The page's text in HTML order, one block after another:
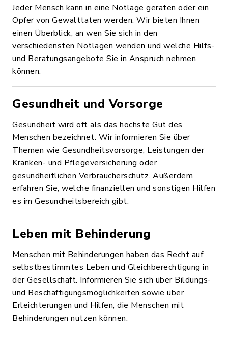
Jeder Mensch kann in eine Notlage geraten oder ein
Opfer von Gewalttaten werden. Wir bieten Ihnen
einen Überblick, an wen Sie sich in den
verschiedensten Notlagen wenden und welche Hilfs-
und Beratungsangebote Sie in Anspruch nehmen
können.
Gesundheit und Vorsorge
Gesundheit wird oft als das höchste Gut des
Menschen bezeichnet. Wir informieren Sie über
Themen wie Gesundheitsvorsorge, Leistungen der
Kranken- und Pflegeversicherung oder
gesundheitlichen Verbraucherschutz. Außerdem
erfahren Sie, welche finanziellen und sonstigen Hilfen
es im Gesundheitsbereich gibt.
Leben mit Behinderung
Menschen mit Behinderungen haben das Recht auf
selbstbestimmtes Leben und Gleichberechtigung in
der Gesellschaft. Informieren Sie sich über Bildungs-
und Beschäftigungsmöglichkeiten sowie über
Erleichterungen und Hilfen, die Menschen mit
Behinderungen nutzen können.